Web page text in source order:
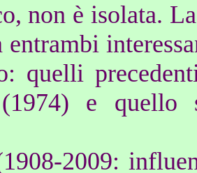
non è isolata.
entrambi
quelli
e quello
2009: